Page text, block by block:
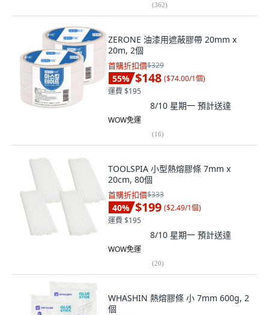
(362)
ZERONE 油漆用遮蔽膠帶 20mm x
20m, 2個
首購折扣價$329
55% $148 ($74.00/1個)
運費 $195
8/10 星期一 預計送達
WOW免運
(16)
TOOLSPIA 小型熱熔膠條 7mm x
20cm, 80個
首購折扣價$333
40% $199 ($2.49/1個)
運費 $195
8/10 星期一 預計送達
WOW免運
(20)
WHASHIN 熱熔膠條 小 7mm 600g, 2
個